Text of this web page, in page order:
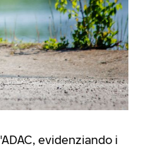
evidenziando i